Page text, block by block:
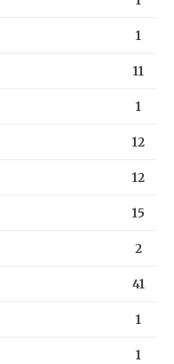
1
11
1
12
12
15
2
41
1
1